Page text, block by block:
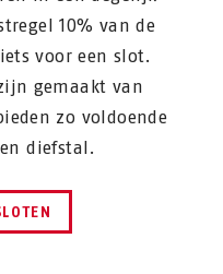
10% van de
voor een slot.
gemaakt van
zo voldoende
diefstal.